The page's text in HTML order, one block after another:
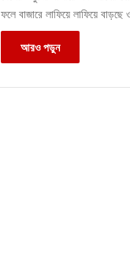
ফলে বাজারে লাফিয়ে লাফিয়ে
আরও পড়ুন